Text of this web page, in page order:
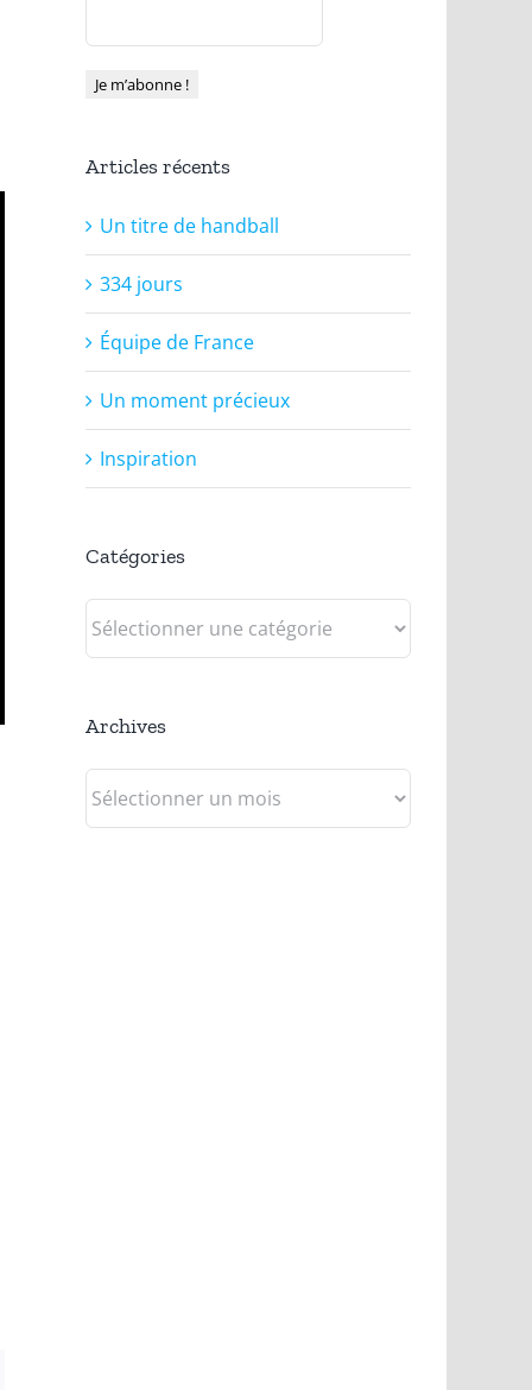
Articles récents
Un titre de handball
334 jours
Équipe de France
Un moment précieux
Inspiration
Catégories
Catégories
Archives
Archives